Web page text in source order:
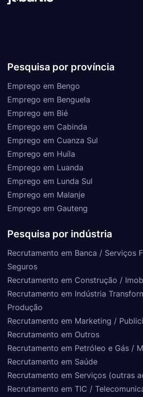
Pesquisa por província
Emprego em Bengo
Emprego em Benguela
Emprego em Bié
Emprego em Cabinda
Emprego em Cuanza Sul
Emprego em Huíla
Emprego em Luanda
Emprego em Lunda Sul
Emprego em Malanje
Emprego em Gauteng
Pesquisa por indústria
Recrutamento em Banca / Serviços
Seguros
Recrutamento em Construção /
Recrutamento em Indústria
Produção
Recrutamento em Marketing /
Recrutamento em Outros
Recrutamento em Petróleo e Gás /
Recrutamento em Saúde
Recrutamento em Serviços (outras
Recrutamento em TIC /